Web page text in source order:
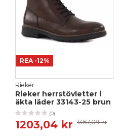
REA -12%
Rieker
Rieker herrstövletter i
äkta läder 33143-25 brun
(0)
1203,04 kr 1367,09 kr